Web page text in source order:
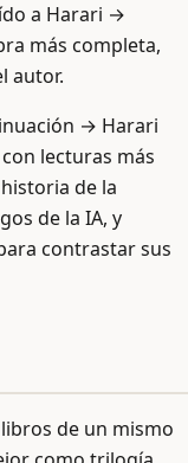
a Harari →
más completa,
autor.
→ Harari
lecturas más
de la
de la IA, y
contrastar sus
de un mismo